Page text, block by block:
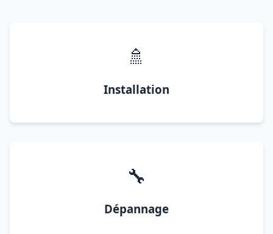
🚿
Installation
🔧
Dépannage